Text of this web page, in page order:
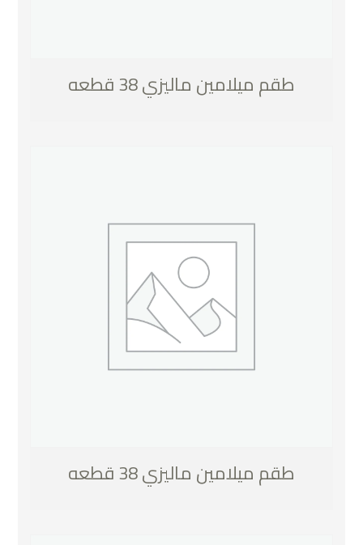
طقم ميلامين ماليزي 38 قطعه
طقم ميلامين ماليزي 38 قطعه